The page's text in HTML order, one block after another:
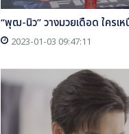
“พุฒ-นิว” วางมวยเดือด ใครเ
2023-01-03 09:47:11